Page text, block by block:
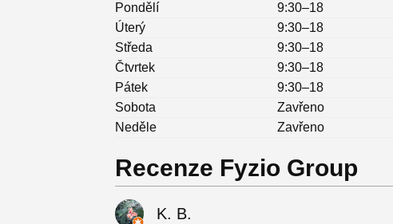
Pondělí
9:30–18
Úterý
9:30–18
Středa
9:30–18
Čtvrtek
9:30–18
Pátek
9:30–18
Sobota
Zavřeno
Neděle
Zavřeno
Recenze Fyzio Group
K. B.